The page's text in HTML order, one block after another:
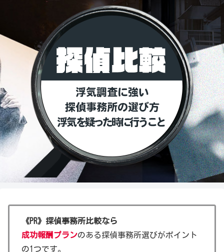
《PR》探偵事務所比較なら
成功報酬プランのある探偵事務所選びがポイント
の1つです。